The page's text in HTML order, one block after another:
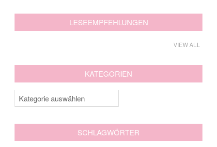
LESEEMPFEHLUNGEN
VIEW ALL
KATEGORIEN
Kategorien
SCHLAGWÖRTER